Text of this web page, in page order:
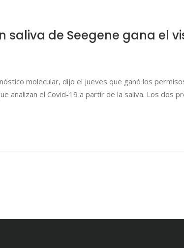
saliva de Seegene gana el
molecular, dijo el jueves que ganó los
analizan el Covid-19 a partir de la saliva. Los dos